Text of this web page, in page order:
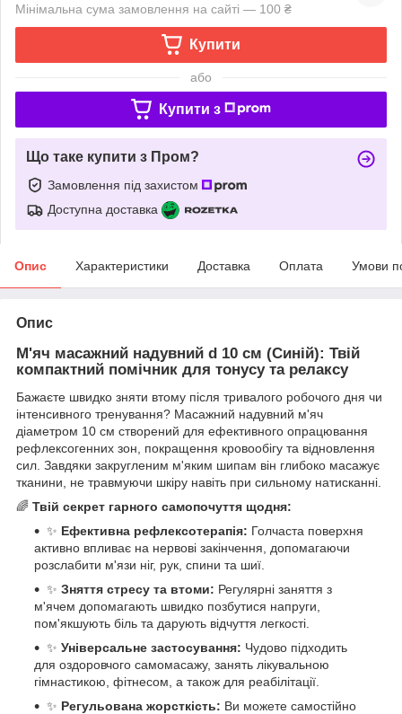
Мінімальна сума замовлення на сайті — 100 ₴
Купити
або
Купити з
Що таке купити з Пром?
Замовлення під захистом
Доступна доставка
Опис Характеристики Доставка Оплата Умови
Опис
М'яч масажний надувний d 10 см (Синій): Твій
компактний помічник для тонусу та релаксу
Бажаєте швидко зняти втому після тривалого робочого дня чи
інтенсивного тренування? Масажний надувний м'яч
діаметром 10 см створений для ефективного опрацювання
рефлексогенних зон, покращення кровообігу та відновлення
сил. Завдяки закругленим м'яким шипам він глибоко масажує
тканини, не травмуючи шкіру навіть при сильному натисканні.
🌈 Твій секрет гарного самопочуття щодня:
✨ Ефективна рефлексотерапія: Голчаста поверхня
активно впливає на нервові закінчення, допомагаючи
розслабити м'язи ніг, рук, спини та шиї.
✨ Зняття стресу та втоми: Регулярні заняття з
м'ячем допомагають швидко позбутися напруги,
пом'якшують біль та дарують відчуття легкості.
✨ Універсальне застосування: Чудово підходить
для оздоровчого самомасажу, занять лікувальною
гімнастикою, фітнесом, а також для реабілітації.
✨ Регульована жорсткість: Ви можете самостійно